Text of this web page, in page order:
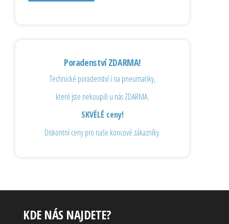
Poradenství ZDARMA!
Technické poradenství i na pneumatiky,
které jste nekoupili u nás ZDARMA.
SKVĚLÉ ceny!
Diskontní ceny pro naše koncové zákazníky.
KDE NÁS NAJDETE?